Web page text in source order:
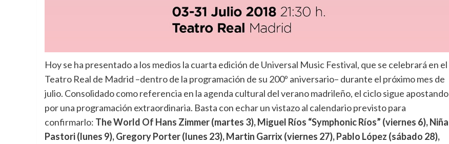
Hoy se ha presentado a los medios la cuarta edición de Universal Music Festival, que se celebrará en el
Teatro Real de Madrid –dentro de la programación de su 200º aniversario– durante el próximo mes de
julio. Consolidado como referencia en la agenda cultural del verano madrileño, el ciclo sigue apostando
por una programación extraordinaria. Basta con echar un vistazo al calendario previsto para
confirmarlo: The World Of Hans Zimmer (martes 3), Miguel Ríos “Symphonic Ríos” (viernes 6), Niña
Pastori (lunes 9), Gregory Porter (lunes 23), Martin Garrix (viernes 27), Pablo López (sábado 28),